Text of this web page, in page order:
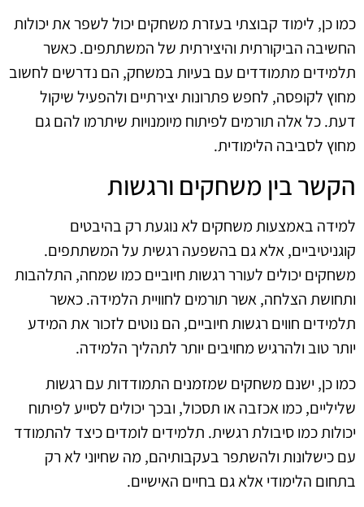
כמו כן, לימוד קבוצתי בעזרת משחקים יכול לשפר את יכולות
החשיבה הביקורתית והיצירתית של המשתתפים. כאשר
תלמידים מתמודדים עם בעיות במשחק, הם נדרשים לחשוב
מחוץ לקופסה, לחפש פתרונות יצירתיים ולהפעיל שיקול
דעת. כל אלה תורמים לפיתוח מיומנויות שיתרמו להם גם
מחוץ לסביבה הלימודית.
הקשר בין משחקים ורגשות
למידה באמצעות משחקים לא נוגעת רק בהיבטים
קוגניטיביים, אלא גם בהשפעה רגשית על המשתתפים.
משחקים יכולים לעורר רגשות חיוביים כמו שמחה, התלהבות
ותחושת הצלחה, אשר תורמים לחוויית הלמידה. כאשר
תלמידים חווים רגשות חיוביים, הם נוטים לזכור את המידע
יותר טוב ולהרגיש מחויבים יותר לתהליך הלמידה.
כמו כן, ישנם משחקים שמזמנים התמודדות עם רגשות
שליליים, כמו אכזבה או תסכול, ובכך יכולים לסייע לפיתוח
יכולות כמו סיבולת רגשית. תלמידים לומדים כיצד להתמודד
עם כישלונות ולהשתפר בעקבותיהם, מה שחיוני לא רק
בתחום הלימודי אלא גם בחיים האישיים.